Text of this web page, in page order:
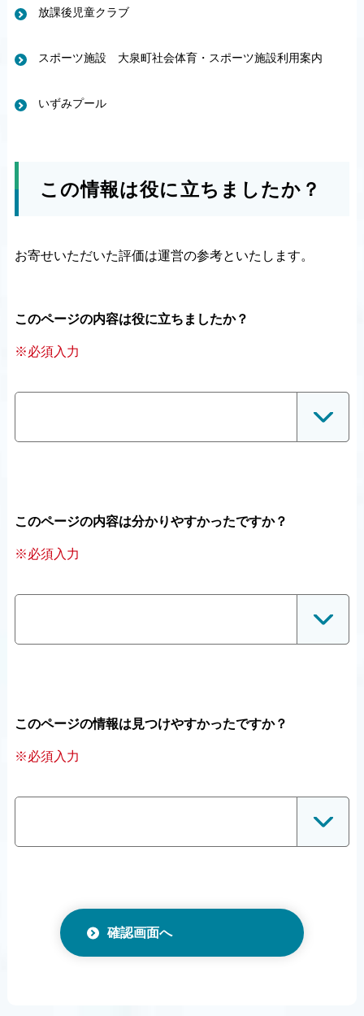
放課後児童クラブ
スポーツ施設 大泉町社会体育・スポーツ施設利用案内
いずみプール
この情報は役に立ちましたか？
お寄せいただいた評価は運営の参考といたします。
このページの内容は役に立ちましたか？
※必須入力
このページの内容は分かりやすかったですか？
※必須入力
このページの情報は見つけやすかったですか？
※必須入力